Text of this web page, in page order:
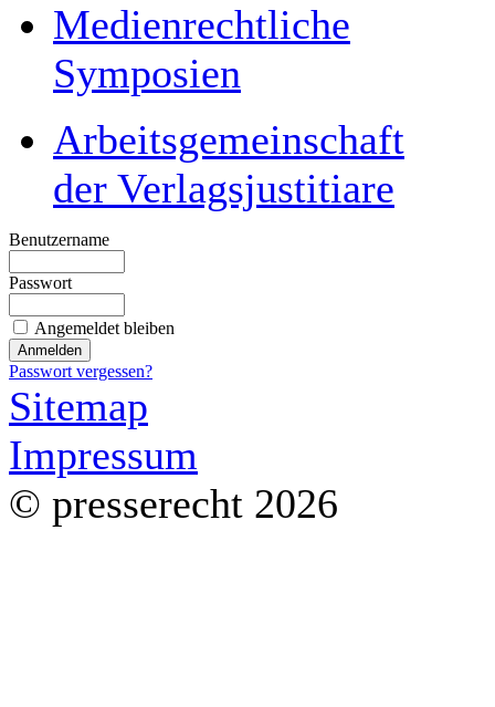
Medienrechtliche
Symposien
Arbeitsgemeinschaft
der Verlagsjustitiare
Benutzername
Passwort
Angemeldet bleiben
Passwort vergessen?
Sitemap
Impressum
© presserecht 2026